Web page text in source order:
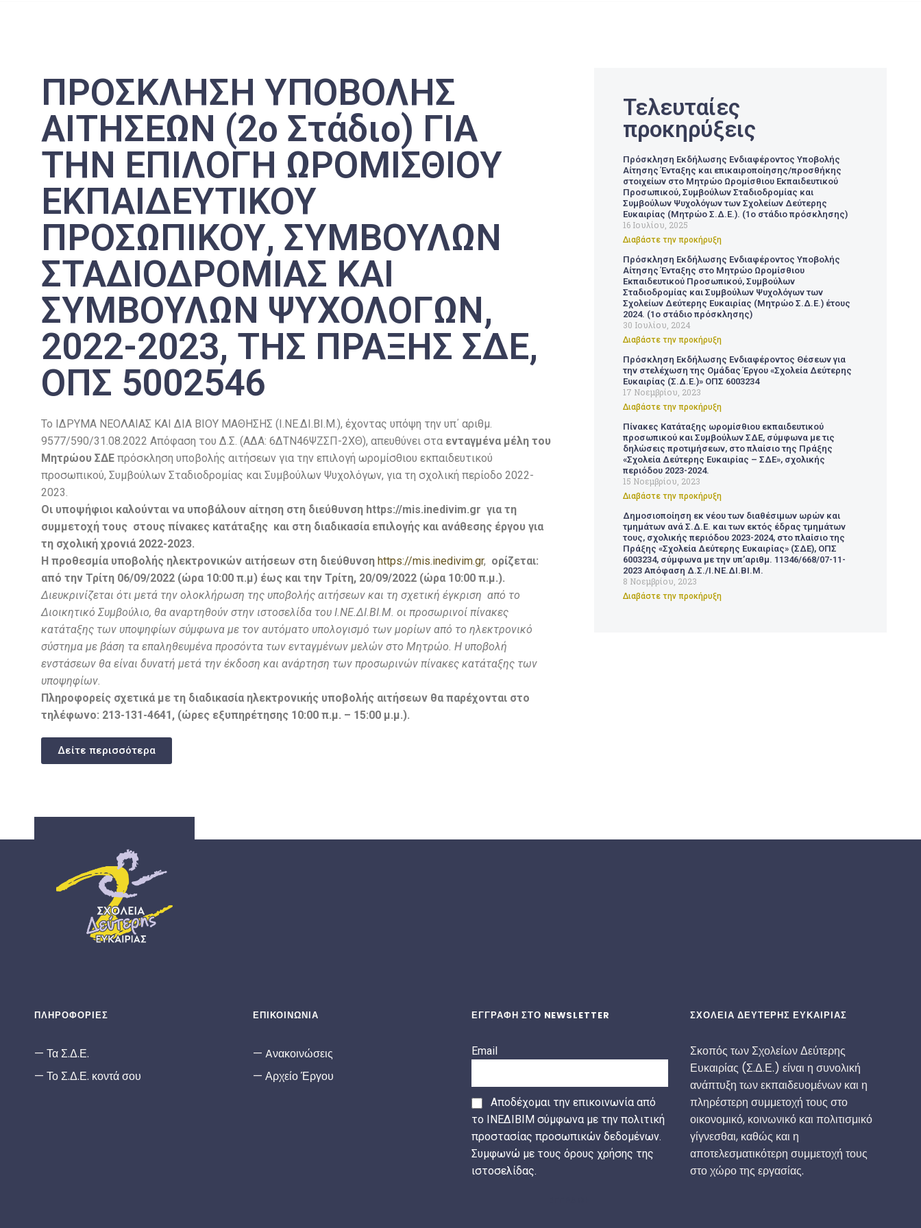
ΠΡΟΣΚΛΗΣΗ ΥΠΟΒΟΛΗΣ
ΑΙΤΗΣΕΩΝ (2ο Στάδιο) ΓΙΑ
ΤΗΝ ΕΠΙΛΟΓΗ ΩΡΟΜΙΣΘΙΟΥ
ΕΚΠΑΙΔΕΥΤΙΚΟΥ
ΠΡΟΣΩΠΙΚΟΥ, ΣΥΜΒΟΥΛΩΝ
ΣΤΑΔΙΟΔΡΟΜΙΑΣ ΚΑΙ
ΣΥΜΒΟΥΛΩΝ ΨΥΧΟΛΟΓΩΝ,
2022-2023, ΤΗΣ ΠΡΑΞΗΣ ΣΔΕ,
ΟΠΣ 5002546
Το IΔΡΥΜΑ ΝΕΟΛΑΙΑΣ ΚΑΙ ΔΙΑ ΒΙΟΥ ΜΑΘΗΣΗΣ (Ι.ΝΕ.ΔΙ.ΒΙ.Μ.), έχοντας υπόψη την υπ΄ αριθμ.
9577/590/31.08.2022 Απόφαση του Δ.Σ. (ΑΔΑ: 6ΔΤΝ46ΨΖΣΠ-2ΧΘ), απευθύνει στα ενταγμένα μέλη του
Μητρώου ΣΔΕ πρόσκληση υποβολής αιτήσεων για την επιλογή ωρομίσθιου εκπαιδευτικού
προσωπικού, Συμβούλων Σταδιοδρομίας και Συμβούλων Ψυχολόγων, για τη σχολική περίοδο 2022-
2023.
Οι υποψήφιοι καλούνται να υποβάλουν αίτηση στη διεύθυνση https://mis.inedivim.gr για τη
συμμετοχή τους στους πίνακες κατάταξης και στη διαδικασία επιλογής και ανάθεσης έργου για
τη σχολική χρονιά 2022-2023.
Η προθεσμία υποβολής ηλεκτρονικών αιτήσεων στη διεύθυνση https://mis.inedivim.gr, ορίζεται:
από την Τρίτη 06/09/2022 (ώρα 10:00 π.μ) έως και την Τρίτη, 20/09/2022 (ώρα 10:00 π.μ.).
Διευκρινίζεται ότι μετά την ολοκλήρωση της υποβολής αιτήσεων και τη σχετική έγκριση από το
Διοικητικό Συμβούλιο, θα αναρτηθούν στην ιστοσελίδα του Ι.ΝΕ.ΔΙ.ΒΙ.Μ. οι προσωρινοί πίνακες
κατάταξης των υποψηφίων σύμφωνα με τον αυτόματο υπολογισμό των μορίων από το ηλεκτρονικό
σύστημα με βάση τα επαληθευμένα προσόντα των ενταγμένων μελών στο Μητρώο. Η υποβολή
ενστάσεων θα είναι δυνατή μετά την έκδοση και ανάρτηση των προσωρινών πίνακες κατάταξης των
υποψηφίων.
Πληροφορείς σχετικά με τη διαδικασία ηλεκτρονικής υποβολής αιτήσεων θα παρέχονται στο
τηλέφωνο: 213-131-4641, (ώρες εξυπηρέτησης 10:00 π.μ. – 15:00 μ.μ.).
Δείτε περισσότερα
Τελευταίες
προκηρύξεις
Πρόσκληση Εκδήλωσης Ενδιαφέροντος Υποβολής
Αίτησης Ένταξης και επικαιροποίησης/προσθήκης
στοιχείων στο Μητρώο Ωρομίσθιου Εκπαιδευτικού
Προσωπικού, Συμβούλων Σταδιοδρομίας και
Συμβούλων Ψυχολόγων των Σχολείων Δεύτερης
Ευκαιρίας (Μητρώο Σ.Δ.Ε.). (1ο στάδιο πρόσκλησης)
16 Ιουλίου, 2025
Διαβάστε την προκήρυξη
Πρόσκληση Εκδήλωσης Ενδιαφέροντος Υποβολής
Αίτησης Ένταξης στο Μητρώο Ωρομίσθιου
Εκπαιδευτικού Προσωπικού, Συμβούλων
Σταδιοδρομίας και Συμβούλων Ψυχολόγων των
Σχολείων Δεύτερης Ευκαιρίας (Μητρώο Σ.Δ.Ε.) έτους
2024. (1ο στάδιο πρόσκλησης)
30 Ιουλίου, 2024
Διαβάστε την προκήρυξη
Πρόσκληση Εκδήλωσης Ενδιαφέροντος Θέσεων για
την στελέχωση της Ομάδας Έργου «Σχολεία Δεύτερης
Ευκαιρίας (Σ.Δ.Ε.)» ΟΠΣ 6003234
17 Νοεμβρίου, 2023
Διαβάστε την προκήρυξη
Πίνακες Κατάταξης ωρομίσθιου εκπαιδευτικού
προσωπικού και Συμβούλων ΣΔΕ, σύμφωνα με τις
δηλώσεις προτιμήσεων, στο πλαίσιο της Πράξης
«Σχολεία Δεύτερης Ευκαιρίας – ΣΔΕ», σχολικής
περιόδου 2023-2024.
15 Νοεμβρίου, 2023
Διαβάστε την προκήρυξη
Δημοσιοποίηση εκ νέου των διαθέσιμων ωρών και
τμημάτων ανά Σ.Δ.Ε. και των εκτός έδρας τμημάτων
τους, σχολικής περιόδου 2023-2024, στο πλαίσιο της
Πράξης «Σχολεία Δεύτερης Ευκαιρίας» (ΣΔΕ), ΟΠΣ
6003234, σύμφωνα με την υπ’αριθμ. 11346/668/07-11-
2023 Απόφαση Δ.Σ./Ι.ΝΕ.ΔΙ.ΒΙ.Μ.
8 Νοεμβρίου, 2023
Διαβάστε την προκήρυξη
ΣΧΟΛΕΊΑ ΔΕΎΤΕΡΗΣ ΕΥΚΑΙΡΊΑΣ
ΠΛΗΡΟΦΟΡΙΕΣ
Τα Σ.Δ.Ε.
Το Σ.Δ.Ε. κοντά σου
ΕΠΙΚΟΙΝΩΝΙΑ
Aνακοινώσεις
Αρχείο Έργου
ΕΓΓΡΑΦΗ ΣΤΟ NEWSLETTER
Email
Αποδέχομαι την επικοινωνία από
το ΙΝΕΔΙΒΙΜ σύμφωνα με την πολιτική
προστασίας προσωπικών δεδομένων.
Συμφωνώ με τους όρους χρήσης της
ιστοσελίδας.
ΣΧΟΛΕΙΑ ΔΕΥΤΕΡΗΣ ΕΥΚΑΙΡΙΑΣ
Σκοπός των Σχολείων Δεύτερης
Ευκαιρίας (Σ.Δ.Ε.) είναι η συνολική
ανάπτυξη των εκπαιδευομένων και η
πληρέστερη συμμετοχή τους στο
οικονομικό, κοινωνικό και πολιτισμικό
γίγνεσθαι, καθώς και η
αποτελεσματικότερη συμμετοχή τους
στο χώρο της εργασίας.